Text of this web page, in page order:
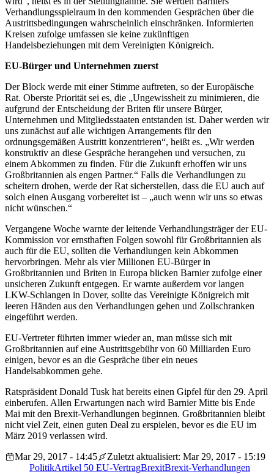
Verhandlungsspielraum in den kommenden Gesprächen über die
Austrittsbedingungen wahrscheinlich einschränken. Informierten
Kreisen zufolge umfassen sie keine zukünftigen
Handelsbeziehungen mit dem Vereinigten Königreich.
EU-Bürger und Unternehmen zuerst
Der Block werde mit einer Stimme auftreten, so der Europäische
Rat. Oberste Priorität sei es, die „Ungewissheit zu minimieren, die
aufgrund der Entscheidung der Briten für unsere Bürger,
Unternehmen und Mitgliedsstaaten entstanden ist. Daher werden wir
uns zunächst auf alle wichtigen Arrangements für den
ordnungsgemäßen Austritt konzentrieren“, heißt es. „Wir werden
konstruktiv an diese Gespräche herangehen und versuchen, zu
einem Abkommen zu finden. Für die Zukunft erhoffen wir uns
Großbritannien als engen Partner.“ Falls die Verhandlungen zu
scheitern drohen, werde der Rat sicherstellen, dass die EU auch auf
solch einen Ausgang vorbereitet ist – „auch wenn wir uns so etwas
nicht wünschen.“
Vergangene Woche warnte der leitende Verhandlungsträger der EU-
Kommission vor ernsthaften Folgen sowohl für Großbritannien als
auch für die EU, sollten die Verhandlungen kein Abkommen
hervorbringen. Mehr als vier Millionen EU-Bürger in
Großbritannien und Briten in Europa blicken Barnier zufolge einer
unsicheren Zukunft entgegen. Er warnte außerdem vor langen
LKW-Schlangen in Dover, sollte das Vereinigte Königreich mit
leeren Händen aus den Verhandlungen gehen und Zollschranken
eingeführt werden.
EU-Vertreter führten immer wieder an, man müsse sich mit
Großbritannien auf eine Austrittsgebühr von 60 Milliarden Euro
einigen, bevor es an die Gespräche über ein neues
Handelsabkommen gehe.
Ratspräsident Donald Tusk hat bereits einen Gipfel für den 29. April
einberufen. Allen Erwartungen nach wird Barnier Mitte bis Ende
Mai mit den Brexit-Verhandlungen beginnen. Großbritannien bleibt
nicht viel Zeit, einen guten Deal zu erspielen, bevor es die EU im
März 2019 verlassen wird.
Mar 29, 2017 - 14:45
Zuletzt aktualisiert: Mar 29, 2017 - 15:19
PolitikArtikel 50 EU-VertragBrexitBrexit-Verhandlungen